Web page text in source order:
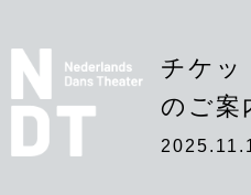
チケッ
のご案